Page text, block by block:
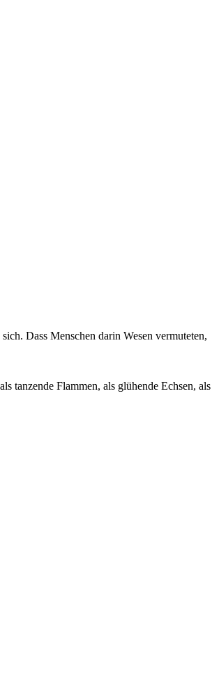
Dass Menschen darin Wesen vermuteten,
tanzende Flammen, als glühende Echsen, als